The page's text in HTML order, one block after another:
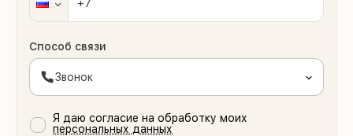
Способ связи
Звонок
Я даю согласие на обработку моих
персональных данных